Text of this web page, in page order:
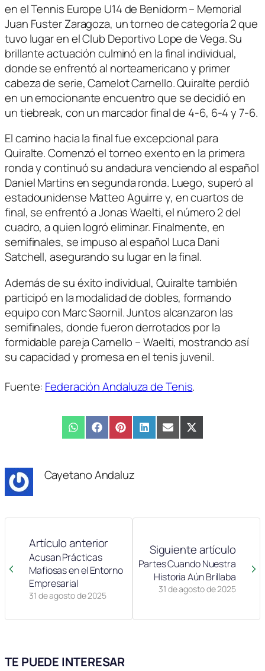
en el Tennis Europe U14 de Benidorm – Memorial
Juan Fuster Zaragoza, un torneo de categoría 2 que
tuvo lugar en el Club Deportivo Lope de Vega. Su
brillante actuación culminó en la final individual,
donde se enfrentó al norteamericano y primer
cabeza de serie, Camelot Carnello. Quiralte perdió
en un emocionante encuentro que se decidió en
un tiebreak, con un marcador final de 4-6, 6-4 y 7-6.
El camino hacia la final fue excepcional para
Quiralte. Comenzó el torneo exento en la primera
ronda y continuó su andadura venciendo al español
Daniel Martins en segunda ronda. Luego, superó al
estadounidense Matteo Aguirre y, en cuartos de
final, se enfrentó a Jonas Waelti, el número 2 del
cuadro, a quien logró eliminar. Finalmente, en
semifinales, se impuso al español Luca Dani
Satchell, asegurando su lugar en la final.
Además de su éxito individual, Quiralte también
participó en la modalidad de dobles, formando
equipo con Marc Saornil. Juntos alcanzaron las
semifinales, donde fueron derrotados por la
formidable pareja Carnello – Waelti, mostrando así
su capacidad y promesa en el tenis juvenil.
Fuente: Federación Andaluza de Tenis.
Compartir
en
WhatsAppCompartir
en
FacebookCompartir
en
PinterestCompartir
en
LinkedInCompartir
en
EmailCompartir
en
X
(Twitter)
Cayetano Andaluz
Artículo anterior
31 de agosto de 2025
Acusan Prácticas
Mafiosas en el Entorno
Empresarial
Siguiente artículo
31 de agosto de 2025
Partes Cuando Nuestra
Historia Aún Brillaba
TE PUEDE INTERESAR